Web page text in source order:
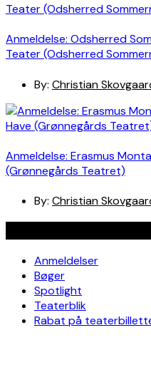
Anmeldelse: Odsherred
Teater (Odsherred
By: Christian
Anmeldelse: Erasmus
(Grønnegårds Teatret)
By: Christian
Anmeldelser
Bøger
Spotlight
Teaterblik
Rabat på